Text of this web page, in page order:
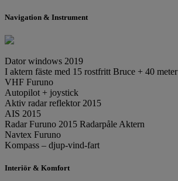
Navigation & Instrument
Dator windows 2019
I aktern fäste med 15 rostfritt Bruce + 40
VHF Furuno
Autopilot + joystick
Aktiv radar reflektor 2015
AIS 2015
Radar Furuno 2015 Radarpåle Aktern
Navtex Furuno
Kompass – djup-vind-fart
Interiör & Komfort